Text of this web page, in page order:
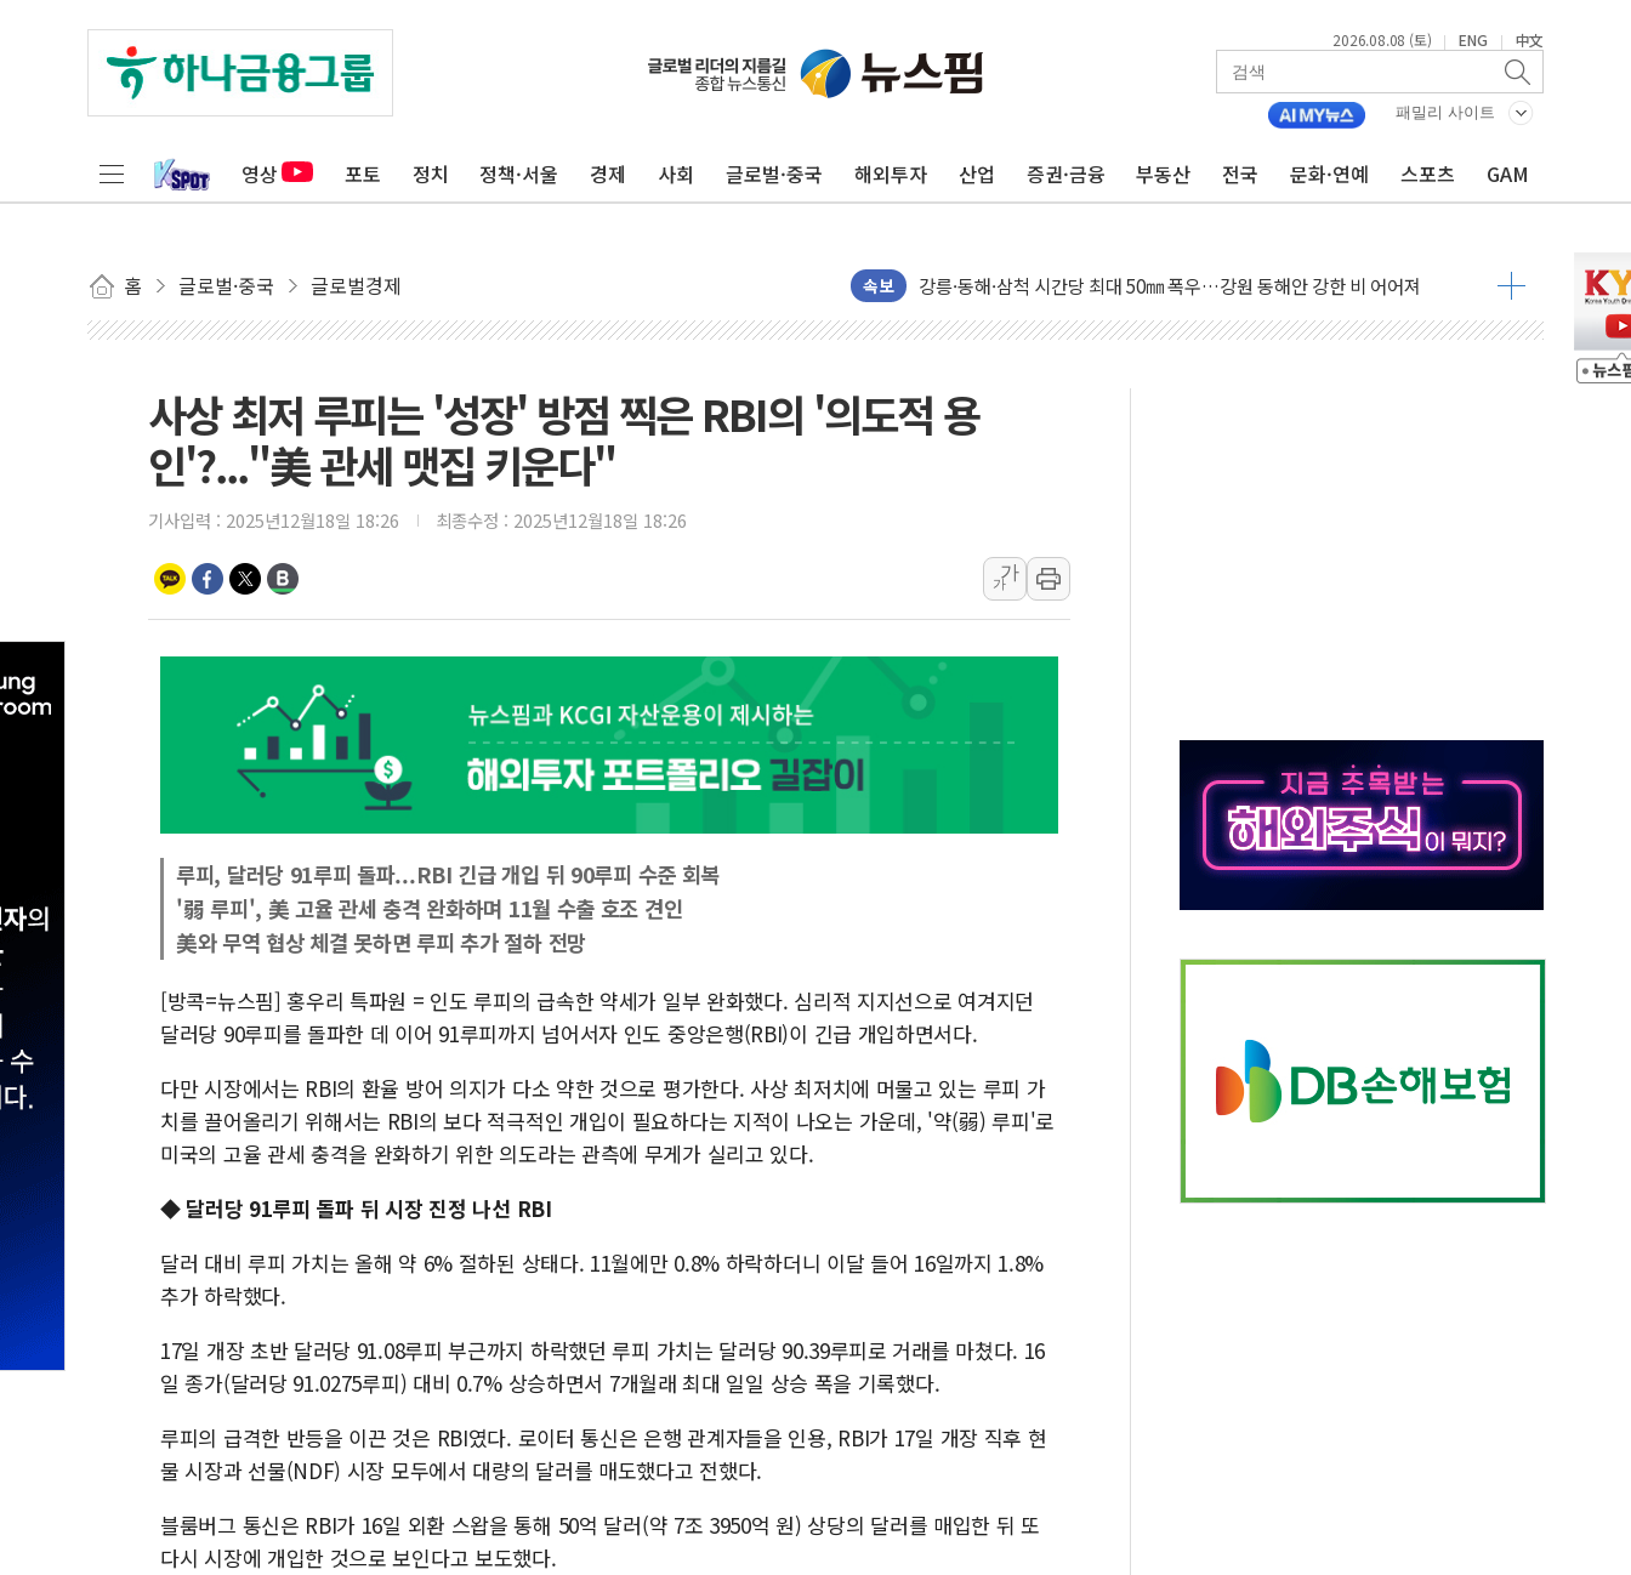
2026.08.08 (토) | ENG | 中文
패밀리 사이트
영상 포토 정치 정책·서울 경제 사회 글로벌·중국 해외투자 산업 증권·금융 부동산 전국 문화·연예 스포츠 GAM
홈 글로벌·중국 글로벌경제 속보
이번주 국내 주요 금융일정(8.10~8.14)
美, 이란전 출구전략 만지작…공습 한계·탄약 부족 현실화
폐기물 수거하다 참변…60대 환경미화원 수거차에 치여 사망
서울 중랑구 주택가서 흉기 난동…60대 남성 2명 숨져
여수 오동도 인근 해상서 모터보트 전복…1명 사망·1명 실종
추미애, '위안부' 피해자 기림의 날 참석..."국제적 시민 연대로 목소리 내야"
李대통령, ISA 개편 재검토 지시…與 "적극 환영"·野 "졸속 국정"
동해중부 전 해상 풍랑주의보…10일까지 최대 3.5m 높은 물결
中 전방위 아파트 부양, 수도 베이징도 부동산 규제 철폐
동해시, 11~14일 '별똥별 멍' 운영…페르세우스 유성우 관측
강원 중·남부 동해안 시간당 50mm 이상 폭우…호우경보 발효
청양 밭에서 일하던 90대 숨져…온열질환 여부 조사
폭염에 車 운전면허 기능시험 오전 집중 편성…체감온도 38도 넘으면 중단
사상 최저 루피는 '성장' 방점 찍은 RBI의 '의도적 용
인'?..."美 관세 맷집 키운다"
기사입력 : 2025년12월18일 18:26 최종수정 : 2025년12월18일 18:26
가
가
루피, 달러당 91루피 돌파...RBI 긴급 개입 뒤 90루피 수준 회복
'弱 루피', 美 고율 관세 충격 완화하며 11월 수출 호조 견인
美와 무역 협상 체결 못하면 루피 추가 절하 전망
[방콕=뉴스핌] 홍우리 특파원 = 인도 루피의 급속한 약세가 일부 완화했다. 심리적 지지선으로 여겨지던
달러당 90루피를 돌파한 데 이어 91루피까지 넘어서자 인도 중앙은행(RBI)이 긴급 개입하면서다.
다만 시장에서는 RBI의 환율 방어 의지가 다소 약한 것으로 평가한다. 사상 최저치에 머물고 있는 루피 가
치를 끌어올리기 위해서는 RBI의 보다 적극적인 개입이 필요하다는 지적이 나오는 가운데, '약(弱) 루피'로
미국의 고율 관세 충격을 완화하기 위한 의도라는 관측에 무게가 실리고 있다.
◆ 달러당 91루피 돌파 뒤 시장 진정 나선 RBI
달러 대비 루피 가치는 올해 약 6% 절하된 상태다. 11월에만 0.8% 하락하더니 이달 들어 16일까지 1.8%
추가 하락했다.
17일 개장 초반 달러당 91.08루피 부근까지 하락했던 루피 가치는 달러당 90.39루피로 거래를 마쳤다. 16
일 종가(달러당 91.0275루피) 대비 0.7% 상승하면서 7개월래 최대 일일 상승 폭을 기록했다.
루피의 급격한 반등을 이끈 것은 RBI였다. 로이터 통신은 은행 관계자들을 인용, RBI가 17일 개장 직후 현
물 시장과 선물(NDF) 시장 모두에서 대량의 달러를 매도했다고 전했다.
블룸버그 통신은 RBI가 16일 외환 스왑을 통해 50억 달러(약 7조 3950억 원) 상당의 달러를 매입한 뒤 또
다시 시장에 개입한 것으로 보인다고 보도했다.